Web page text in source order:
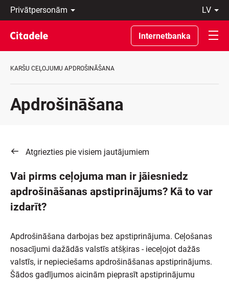
Privātpersonām
Uzņēmumiem
Private
Banking
Par
C
lv
Latviski
По-
русски
In
Internetbanka
KARŠU CEĻOJUMU APDROŠINĀŠANA
Apdrošināšana
Atgriezties pie visiem jautājumiem
Vai pirms ceļojuma man ir jāiesniedz
apdrošināšanas apstiprinājums? Kā to var
izdarīt?
Apdrošināšana darbojas bez apstiprinājuma. Ceļošanas
nosacījumi dažādās valstīs atšķiras - ieceļojot dažās
valstīs, ir nepieciešams apdrošināšanas apstiprinājums.
Šādos gadījumos aicinām pieprasīt apstiprinājumu